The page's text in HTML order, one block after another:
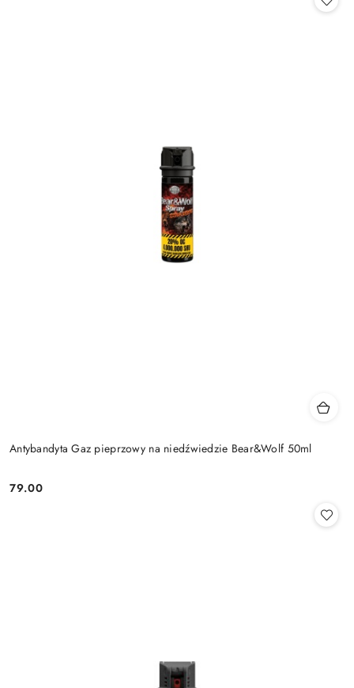
Antybandyta Gaz pieprzowy na niedźwiedzie Bear&Wolf 50ml
Cena:
79.00